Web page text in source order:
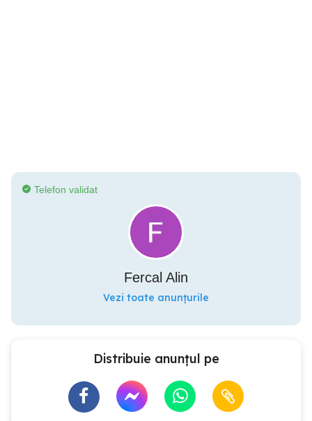
Telefon validat
Fercal Alin
Vezi toate anunțurile
Distribuie anunțul pe